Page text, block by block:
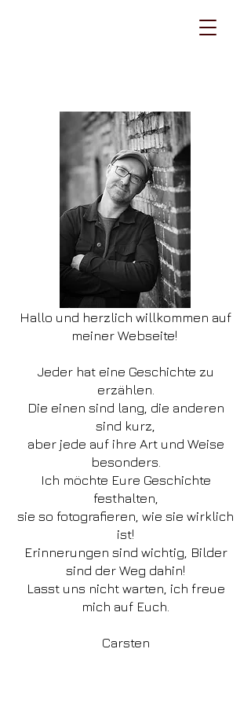
Hallo und herzlich willkommen auf
meiner Webseite!
Jeder hat eine Geschichte zu
erzählen.
Die einen sind lang, die anderen
sind kurz,
aber jede auf ihre Art und Weise
besonders.
Ich möchte Eure Geschichte
festhalten,
sie so fotografieren, wie sie wirklich
ist!
Erinnerungen sind wichtig, Bilder
sind der Weg dahin!
Lasst uns nicht warten, ich freue
mich auf Euch.
Carsten